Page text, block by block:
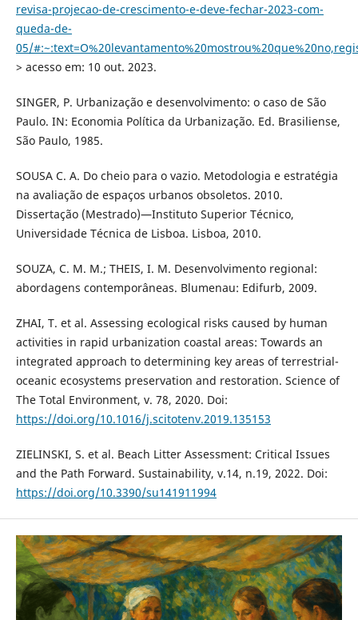
revisa-projecao-de-crescimento-e-deve-fechar-2023-com-
queda-de-
05/
> acesso em: 10 out. 2023.
SINGER, P. Urbanização e desenvolvimento: o caso de São
Paulo. IN: Economia Política da Urbanização. Ed. Brasiliense,
São Paulo, 1985.
SOUSA C. A. Do cheio para o vazio. Metodologia e estratégia
na avaliação de espaços urbanos obsoletos. 2010.
Dissertação (Mestrado)—Instituto Superior Técnico,
Universidade Técnica de Lisboa. Lisboa, 2010.
SOUZA, C. M. M.; THEIS, I. M. Desenvolvimento regional:
abordagens contemporâneas. Blumenau: Edifurb, 2009.
ZHAI, T. et al. Assessing ecological risks caused by human
activities in rapid urbanization coastal areas: Towards an
integrated approach to determining key areas of terrestrial-
oceanic ecosystems preservation and restoration. Science of
The Total Environment, v. 78, 2020. Doi:
https://doi.org/10.1016/j.scitotenv.2019.135153
ZIELINSKI, S. et al. Beach Litter Assessment: Critical Issues
and the Path Forward. Sustainability, v.14, n.19, 2022. Doi:
https://doi.org/10.3390/su141911994